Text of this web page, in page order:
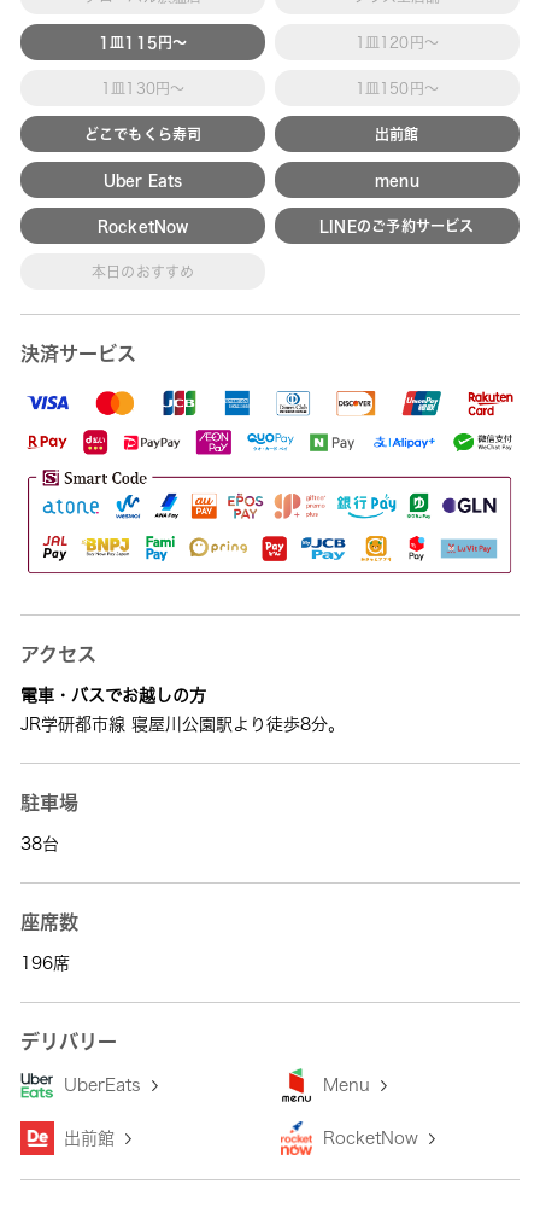
1皿115円～ 1皿120円～
1皿130円～ 1皿150円～
どこでもくら寿司 出前館
Uber Eats menu
RocketNow LINEのご予約サービス
本日のおすすめ
決済サービス
アクセス
電車・バスでお越しの方
JR学研都市線 寝屋川公園駅より徒歩8分。
駐車場
38台
座席数
196席
デリバリー
UberEats Menu
出前館 RocketNow